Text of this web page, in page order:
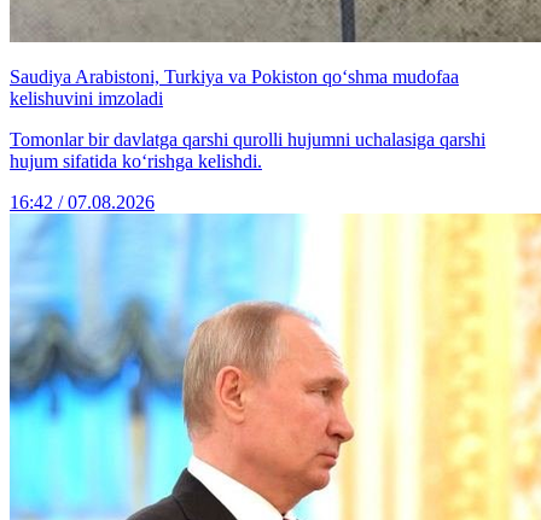
Saudiya Arabistoni, Turkiya va Pokiston qo‘shma mudofaa
kelishuvini imzoladi
Tomonlar bir davlatga qarshi qurolli hujumni uchalasiga qarshi
hujum sifatida ko‘rishga kelishdi.
16:42 / 07.08.2026